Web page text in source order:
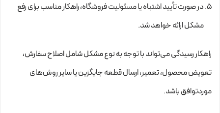
در صورت تأیید اشتباه یا مسئولیت فروشگاه، راهکار مناسب برای رفع
مشکل ارائه خواهد شد.
راهکار رسیدگی می‌تواند با توجه به نوع مشکل شامل اصلاح سفارش،
تعویض محصول، تعمیر، ارسال قطعه جایگزین یا سایر روش‌های
موردتوافق باشد.